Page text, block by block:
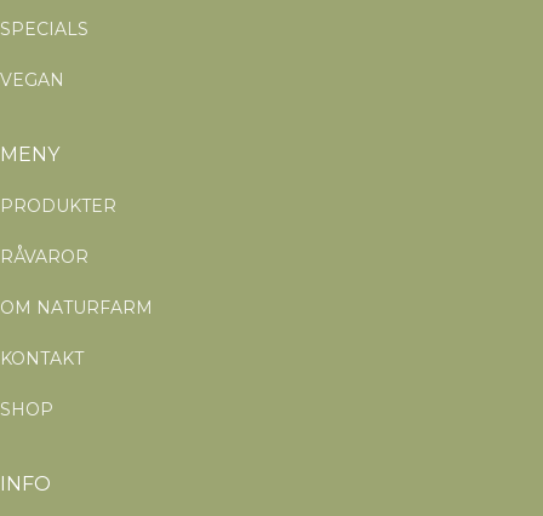
SPECIALS
VEGAN
MENY
PRODUKTER
RÅVAROR
OM NATURFARM
KONTAKT
SHOP
INFO